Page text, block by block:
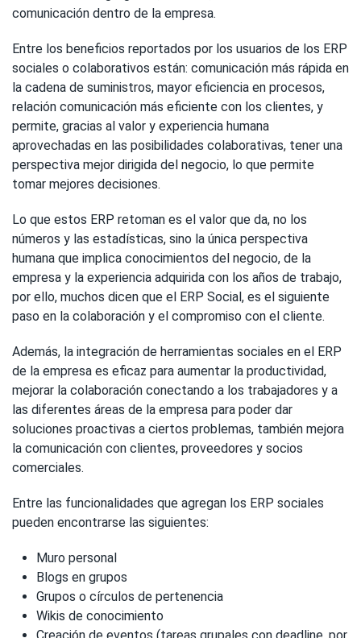
comunicación dentro de la empresa.
Entre los beneficios reportados por los usuarios de los ERP
sociales o colaborativos están: comunicación más rápida en
la cadena de suministros, mayor eficiencia en procesos,
relación comunicación más eficiente con los clientes, y
permite, gracias al valor y experiencia humana
aprovechadas en las posibilidades colaborativas, tener una
perspectiva mejor dirigida del negocio, lo que permite
tomar mejores decisiones.
Lo que estos ERP retoman es el valor que da, no los
números y las estadísticas, sino la única perspectiva
humana que implica conocimientos del negocio, de la
empresa y la experiencia adquirida con los años de trabajo,
por ello, muchos dicen que el ERP Social, es el siguiente
paso en la colaboración y el compromiso con el cliente.
Además, la integración de herramientas sociales en el ERP
de la empresa es eficaz para aumentar la productividad,
mejorar la colaboración conectando a los trabajadores y a
las diferentes áreas de la empresa para poder dar
soluciones proactivas a ciertos problemas, también mejora
la comunicación con clientes, proveedores y socios
comerciales.
Entre las funcionalidades que agregan los ERP sociales
pueden encontrarse las siguientes:
Muro personal
Blogs en grupos
Grupos o círculos de pertenencia
Wikis de conocimiento
Creación de eventos (tareas grupales con deadline, por